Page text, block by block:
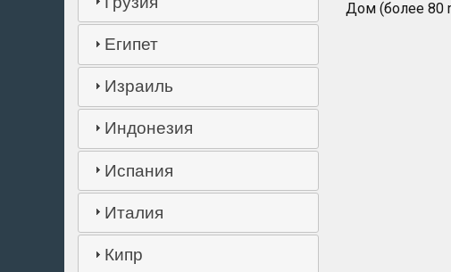
Дом (более 80
Египет
Израиль
Индонезия
Испания
Италия
Кипр